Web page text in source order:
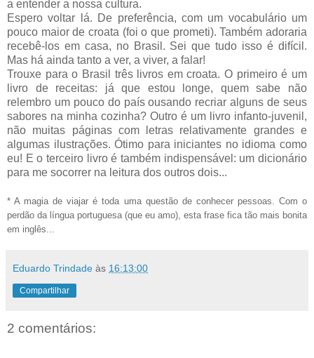
a entender a nossa cultura.
Espero voltar lá. De preferência, com um vocabulário um
pouco maior de croata (foi o que prometi). Também adoraria
recebê-los em casa, no Brasil. Sei que tudo isso é difícil.
Mas há ainda tanto a ver, a viver, a falar!
Trouxe para o Brasil três livros em croata. O primeiro é um
livro de receitas: já que estou longe, quem sabe não
relembro um pouco do país ousando recriar alguns de seus
sabores na minha cozinha? Outro é um livro infanto-juvenil,
não muitas páginas com letras relativamente grandes e
algumas ilustrações. Ótimo para iniciantes no idioma como
eu! E o terceiro livro é também indispensável: um dicionário
para me socorrer na leitura dos outros dois...
* A magia de viajar é toda uma questão de conhecer pessoas. Com o
perdão da língua portuguesa (que eu amo), esta frase fica tão mais bonita
em inglês...
Eduardo Trindade às 16:13:00
Compartilhar
2 comentários: